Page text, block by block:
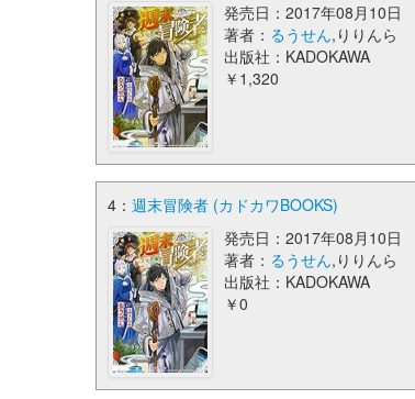
発売日：2017年08月10日
著者： るうせん,りりんら
出版社：KADOKAWA
￥1,320
4： 週末冒険者 (カドカワBOOKS)
発売日：2017年08月10日
著者： るうせん,りりんら
出版社：KADOKAWA
￥0